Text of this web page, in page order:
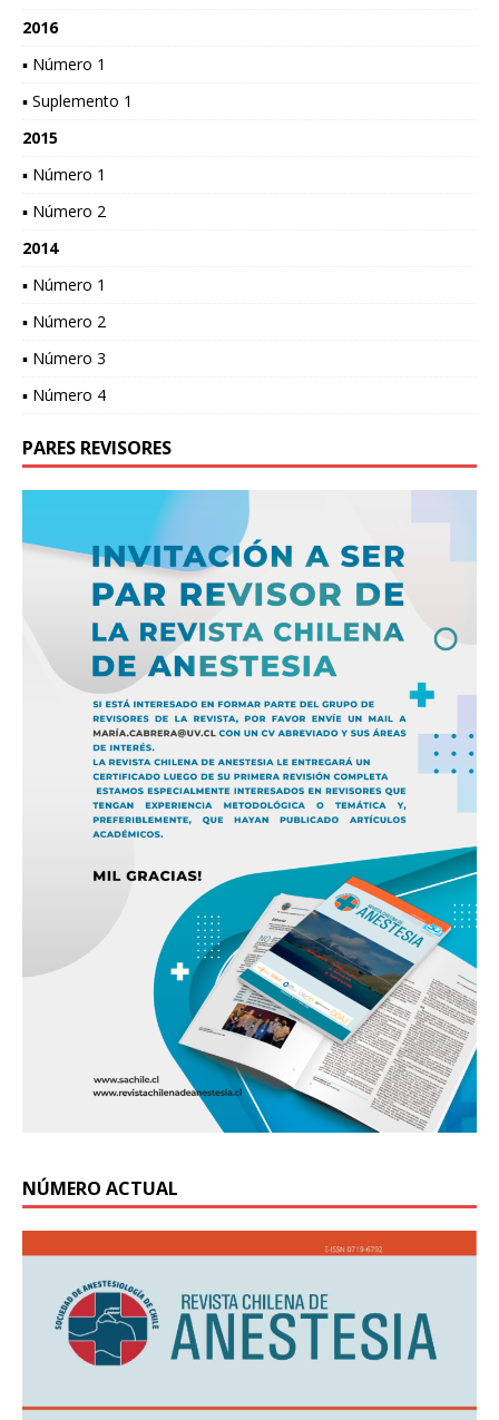
2016
▪ Número 1
▪ Suplemento 1
2015
▪ Número 1
▪ Número 2
2014
▪ Número 1
▪ Número 2
▪ Número 3
▪ Número 4
PARES REVISORES
NÚMERO ACTUAL